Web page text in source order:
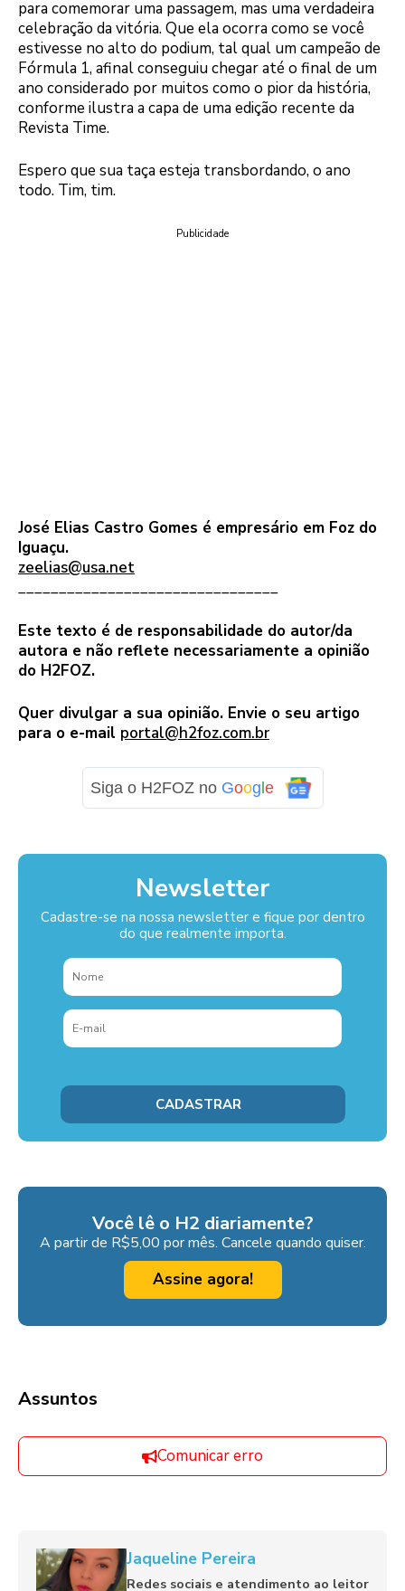
para comemorar uma passagem, mas uma verdadeira
celebração da vitória. Que ela ocorra como se você
estivesse no alto do podium, tal qual um campeão de
Fórmula 1, afinal conseguiu chegar até o final de um
ano considerado por muitos como o pior da história,
conforme ilustra a capa de uma edição recente da
Revista Time.
Espero que sua taça esteja transbordando, o ano
todo. Tim, tim.
Publicidade
José Elias Castro Gomes é empresário em Foz do
Iguaçu.
zeelias@usa.net
________________________________
Este texto é de responsabilidade do autor/da
autora e não reflete necessariamente a opinião
do H2FOZ.
Quer divulgar a sua opinião. Envie o seu artigo
para o e-mail portal@h2foz.com.br
Siga o H2FOZ no Google
Newsletter
Cadastre-se na nossa newsletter e fique por dentro
do que realmente importa.
Você lê o H2 diariamente?
A partir de R$5,00 por mês. Cancele quando quiser.
Assine agora!
Assuntos
Comunicar erro
Jaqueline Pereira
Redes sociais e atendimento ao leitor